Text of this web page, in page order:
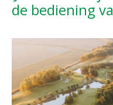
de bediening